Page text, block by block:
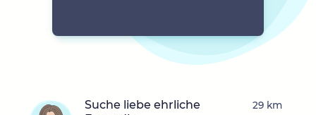
Suche liebe ehrliche
29 km